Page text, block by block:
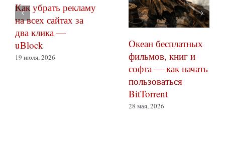
Как убрать рекламу
на всех сайтах за
два клика —
uBlock
19 июля, 2026
Океан бесплатных
фильмов, книг и
софта — как начать
пользоваться
BitTorrent
28 мая, 2026